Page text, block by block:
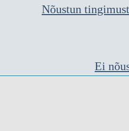
Nõustun
Ei